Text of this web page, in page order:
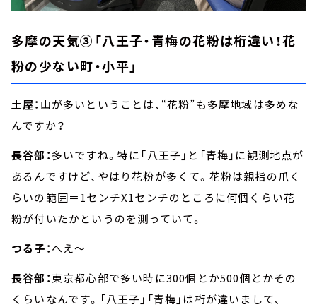
多摩の天気③「八王子・青梅の花粉は桁違い！花
粉の少ない町・小平」
土屋： 山が多いということは、“花粉”も多摩地域は多めな
んですか？
長谷部：多いですね。特に「八王子」と「青梅」に観測地点が
あるんですけど、やはり花粉が多くて。花粉は親指の爪く
らいの範囲＝1センチX1センチのところに何個くらい花
粉が付いたかというのを測っていて。
つる子：へえ～
長谷部：東京都心部で多い時に300個とか500個とかその
くらいなんです。「八王子」「青梅」は桁が違いまして、